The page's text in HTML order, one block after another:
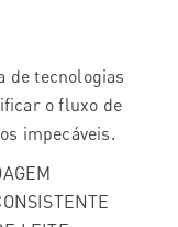
de tecnologias
o fluxo de
impecáveis.